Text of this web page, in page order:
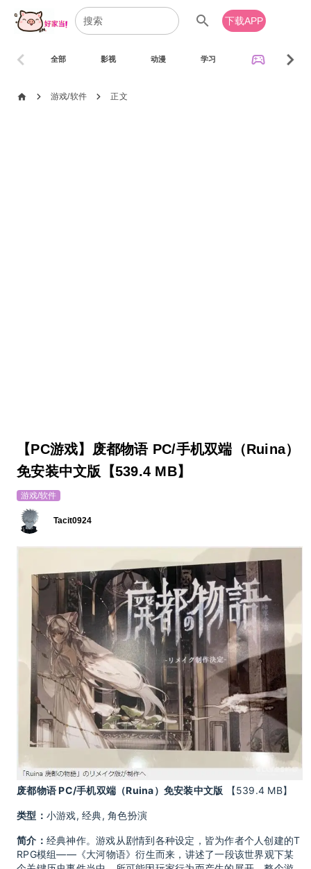
search 下载APP
全部 影视 动漫 学习 sports_esports
chevron_left chevron_right
home chevron_right 游戏/软件 chevron_right 正文
【PC游戏】废都物语 PC/手机双端（Ruina）
免安装中文版【539.4 MB】
游戏/软件
Tacit0924
废都物语 PC/手机双端（Ruina）免安装中文版 【539.4 MB】
类型： 小游戏, 经典, 角色扮演
简介： 经典神作。游戏从剧情到各种设定，皆为作者个人创建的T
RPG模组——《大河物语》衍生而来，讲述了一段该世界观下某